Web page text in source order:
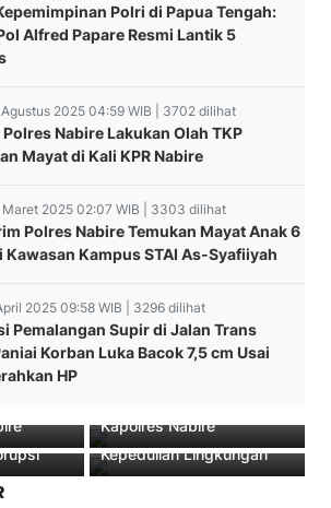
Polri di Papua Tengah:
Alfred Papare Resmi Lantik 5
Agustus 2025 04:59 WIB | 3702 dilihat
Nabire Lakukan Olah TKP
Mayat di Kali KPR Nabire
Maret 2025 02:07 WIB | 3303 dilihat
Polres Nabire Temukan Mayat Anak 6
Kawasan Kampus STAI As-Syafiiyah
2025 09:58 WIB | 3296 dilihat
Pemalangan Supir di Jalan Trans
Korban Luka Bacok 7,5 cm Usai
HP
Sertijab Kapolsek Nabire
Kapolres Nabire
Denda
Pantai Nabire, Wujud
Kepedulian Lingkungan